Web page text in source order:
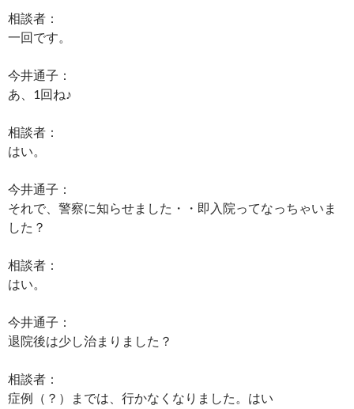
相談者：
一回です。
今井通子：
あ、1回ね♪
相談者：
はい。
今井通子：
それで、警察に知らせました・・即入院ってなっちゃいま
した？
相談者：
はい。
今井通子：
退院後は少し治まりました？
相談者：
症例（？）までは、行かなくなりました。はい